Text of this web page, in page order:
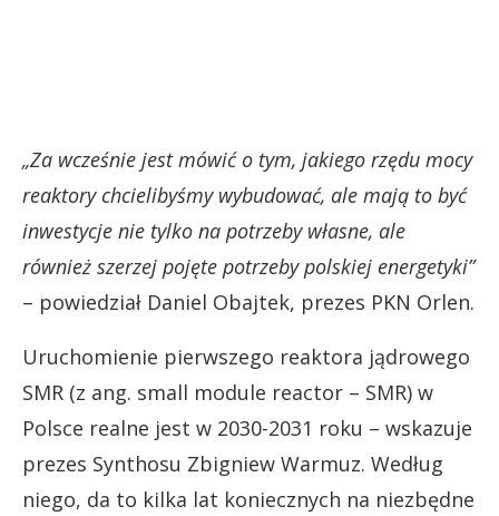
„Za wcześnie jest mówić o tym, jakiego rzędu mocy
reaktory chcielibyśmy wybudować, ale mają to być
inwestycje nie tylko na potrzeby własne, ale
również szerzej pojęte potrzeby polskiej energetyki”
– powiedział Daniel Obajtek, prezes PKN Orlen.
Uruchomienie pierwszego reaktora jądrowego
SMR (z ang. small module reactor – SMR) w
Polsce realne jest w 2030-2031 roku – wskazuje
prezes Synthosu Zbigniew Warmuz. Według
niego, da to kilka lat koniecznych na niezbędne